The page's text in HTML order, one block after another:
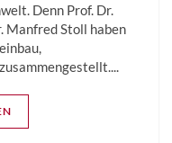
Denn Prof. Dr.
Manfred Stoll haben